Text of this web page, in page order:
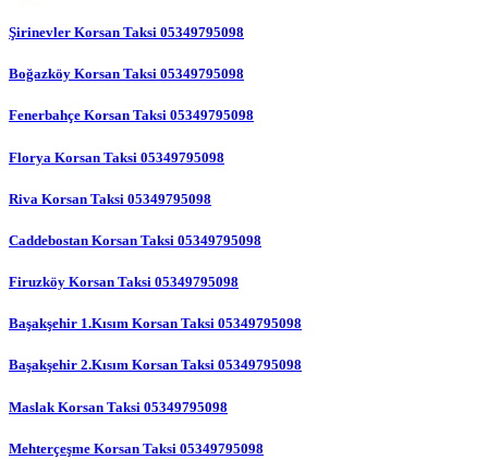
Şirinevler Korsan Taksi 05349795098
Boğazköy Korsan Taksi 05349795098
Fenerbahçe Korsan Taksi 05349795098
Florya Korsan Taksi 05349795098
Riva Korsan Taksi 05349795098
Caddebostan Korsan Taksi 05349795098
Firuzköy Korsan Taksi 05349795098
Başakşehir 1.Kısım Korsan Taksi 05349795098
Başakşehir 2.Kısım Korsan Taksi 05349795098
Maslak Korsan Taksi 05349795098
Mehterçeşme Korsan Taksi 05349795098